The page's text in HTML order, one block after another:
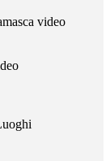
video